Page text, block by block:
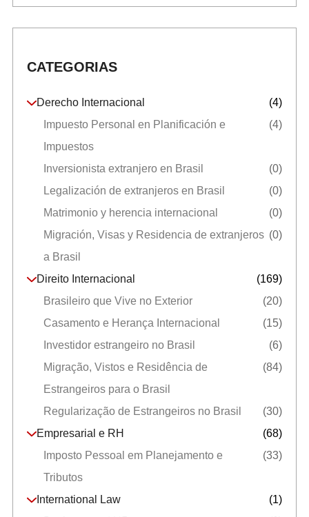
CATEGORIAS
Derecho Internacional
(4)
Impuesto Personal en Planificación e
Impuestos
(4)
Inversionista extranjero en Brasil
(0)
Legalización de extranjeros en Brasil
(0)
Matrimonio y herencia internacional
(0)
Migración, Visas y Residencia de extranjeros
a Brasil
(0)
Direito Internacional
(169)
Brasileiro que Vive no Exterior
(20)
Casamento e Herança Internacional
(15)
Investidor estrangeiro no Brasil
(6)
Migração, Vistos e Residência de
Estrangeiros para o Brasil
(84)
Regularização de Estrangeiros no Brasil
(30)
Empresarial e RH
(68)
Imposto Pessoal em Planejamento e
Tributos
(33)
International Law
(1)